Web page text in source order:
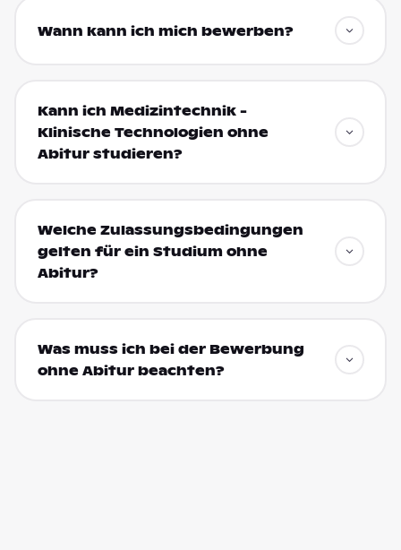
Wann kann ich mich bewerben?
Kann ich Medizintechnik -
Klinische Technologien ohne
Abitur studieren?
Welche Zulassungsbedingungen
gelten für ein Studium ohne
Abitur?
Was muss ich bei der Bewerbung
ohne Abitur beachten?